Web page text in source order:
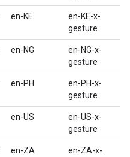
en-KE
en-KE-x-
gesture
en-NG
en-NG-x-
gesture
en-PH
en-PH-x-
gesture
en-US
en-US-x-
gesture
en-ZA
en-ZA-x-